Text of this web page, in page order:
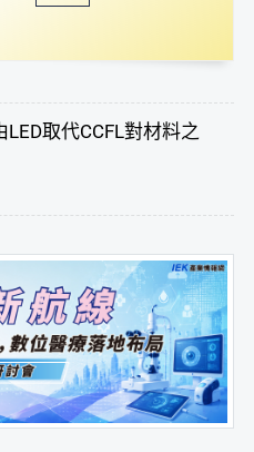
取代CCFL對材料之